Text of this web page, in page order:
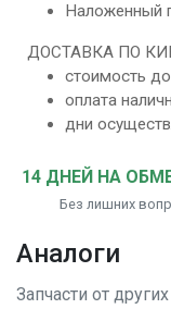
Наложенный
ДОСТАВКА ПО
стоимость
оплата
дни
14 ДНЕЙ НА
Без лишних
Аналоги
Запчасти от